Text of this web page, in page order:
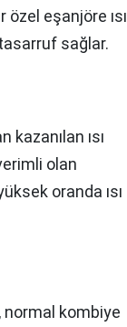
eşanjöre ısı
sağlar.
kazanılan ısı
olan
oranda ısı
normal kombiye